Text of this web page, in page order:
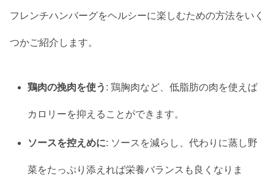
フレンチハンバーグをヘルシーに楽しむための方法をいく
つかご紹介します。
鶏肉の挽肉を使う : 鶏胸肉など、低脂肪の肉を使えば
カロリーを抑えることができます。
ソースを控えめに: ソースを減らし、代わりに蒸し野
菜をたっぷり添えれば栄養バランスも良くなりま